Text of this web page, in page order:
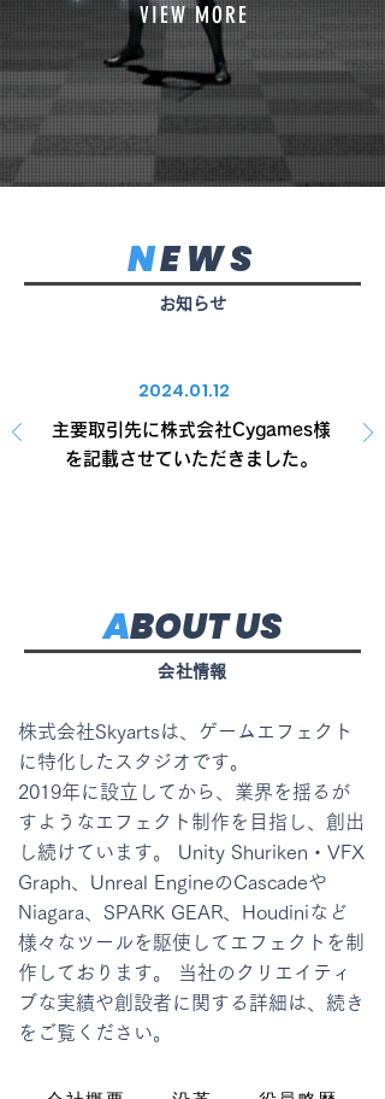
VIEW MORE
NEWS
お知らせ
2024.01.12
主要取引先に株式会社Cygames様
を記載させていただきました。
ABOUT US
会社情報
株式会社Skyartsは、ゲームエフェクト
に特化したスタジオです。
2019年に設立してから、業界を揺るが
すようなエフェクト制作を目指し、創出
し続けています。 Unity Shuriken・VFX
Graph、Unreal EngineのCascadeや
Niagara、SPARK GEAR、Houdiniなど
様々なツールを駆使してエフェクトを制
作しております。 当社のクリエイティ
ブな実績や創設者に関する詳細は、続き
をご覧ください。